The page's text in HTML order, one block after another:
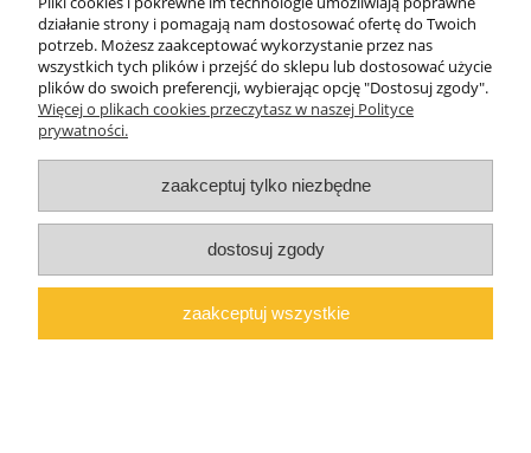
Polski producent mebli ALMER MEBLE | Okrajszów 20, 97-500
Radomsko, woj. łódzkie | NIP: 7722212376 | E-
mail:marcin@almermeble.pl| Telefon:446824803
© 2025copyright by ALMER MEBLE
Sklep internetowy Shoper.pl
działanie strony i pomagają nam dostosować ofertę do Twoich
potrzeb. Możesz zaakceptować wykorzystanie przez nas
wszystkich tych plików i przejść do sklepu lub dostosować użycie
plików do swoich preferencji, wybierając opcję "Dostosuj zgody".
Więcej o plikach cookies przeczytasz w naszej Polityce
prywatności.
zaakceptuj tylko niezbędne
dostosuj zgody
zaakceptuj wszystkie